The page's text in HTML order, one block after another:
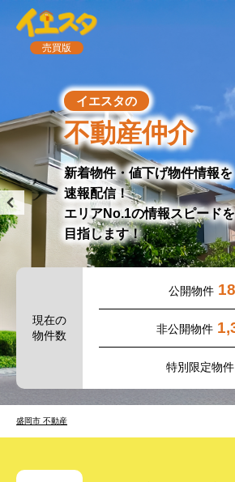
売買版
イエスタの
不動産仲介
新着物件・値下げ物件情報を
速報配信！
エリアNo.1の情報スピードを
目指します！
現在の
物件数
公開物件
非公開物件
特別限定物件
盛岡市 不動産